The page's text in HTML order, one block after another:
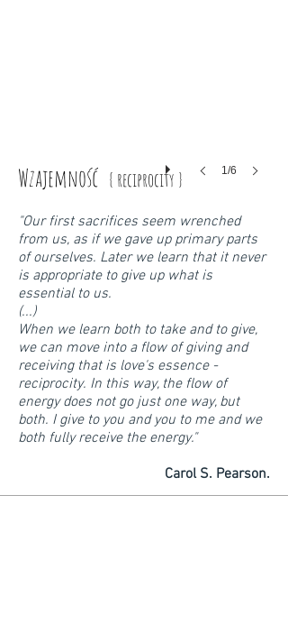
Wzajemność { reciprocity } 1/6
"Our first sacrifices seem wrenched
from us, as if we gave up primary parts
of ourselves. Later we learn that it never
is appropriate to give up what is
essential to us.
(...)
When we learn both to take and to give,
we can move into a flow of giving and
receiving that is love's essence -
reciprocity. In this way, the flow of
energy does not go just one way, but
both. I give to you and you to me and we
both fully receive the energy."
Carol S. Pearson.